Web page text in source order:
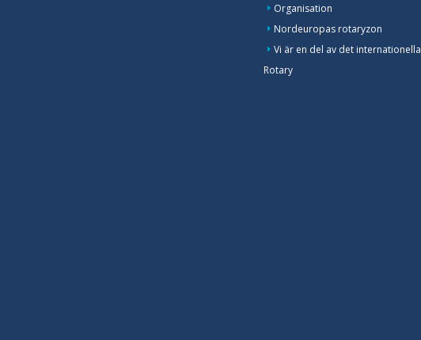
Organisation
Nordeuropas rotaryzon
Vi är en del av det internationella
Rotary